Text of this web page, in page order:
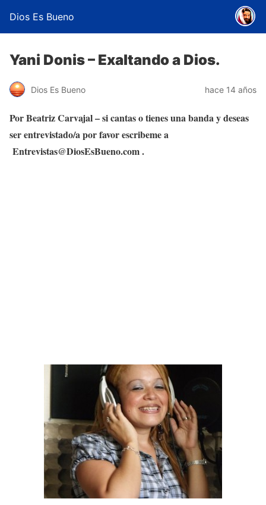
Dios Es Bueno
Yani Donis – Exaltando a Dios.
Dios Es Bueno hace 14 años
Por Beatriz Carvajal – si cantas o tienes una banda y deseas
ser entrevistado/a por favor escribeme a
Entrevistas@DiosEsBueno.com .